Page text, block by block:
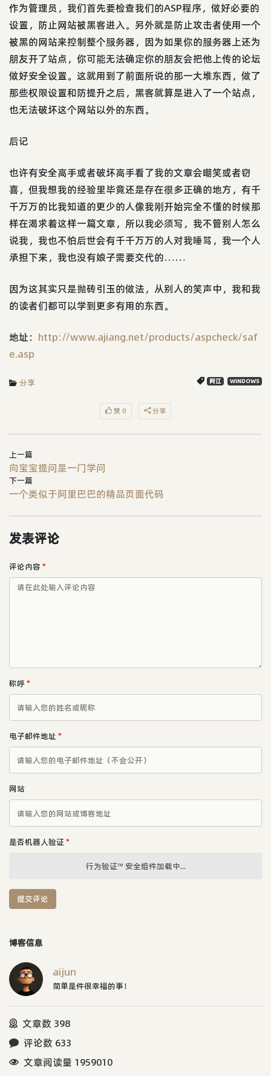
作为管理员，我们首先要检查我们的ASP程序，做好必要的
设置，防止网站被黑客进入。另外就是防止攻击者使用一个
被黑的网站来控制整个服务器，因为如果你的服务器上还为
朋友开了站点，你可能无法确定你的朋友会把他上传的论坛
做好安全设置。这就用到了前面所说的那一大堆东西，做了
那些权限设置和防提升之后，黑客就算是进入了一个站点，
也无法破坏这个网站以外的东西。
后记
也许有安全高手或者破坏高手看了我的文章会嘲笑或者窃
喜，但我想我的经验里毕竟还是存在很多正确的地方，有千
千万万的比我知道的更少的人像我刚开始完全不懂的时候那
样在渴求着这样一篇文章，所以我必须写，我不管别人怎么
说我，我也不怕后世会有千千万万的人对我唾骂，我一个人
承担下来，我也没有娘子需要交代的……
因为这其实只是抛砖引玉的做法，从别人的笑声中，我和我
的读者们都可以学到更多有用的东西。
地址： http://www.ajiang.net/products/aspcheck/saf
e.asp
分享 阿江 WINDOWS
赞 0 分享
上一篇
向宝宝提问是一门学问
下一篇
一个类似于阿里巴巴的精品页面代码
发表评论
评论内容 *
称呼*
电子邮件地址 *
网站
是否机器人验证 *
行为验证™ 安全组件加载中...
提交评论
博客信息
aijun
简单是件很幸福的事！
文章数 398
评论数 633
文章阅读量 1959010